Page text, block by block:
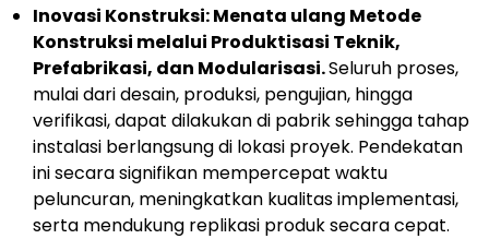
Inovasi Konstruksi: Menata ulang Metode
Konstruksi melalui Produktisasi Teknik,
Prefabrikasi, dan Modularisasi.Seluruh proses,
mulai dari desain, produksi, pengujian, hingga
verifikasi, dapat dilakukan di pabrik sehingga tahap
instalasi berlangsung di lokasi proyek. Pendekatan
ini secara signifikan mempercepat waktu
peluncuran, meningkatkan kualitas implementasi,
serta mendukung replikasi produk secara cepat.